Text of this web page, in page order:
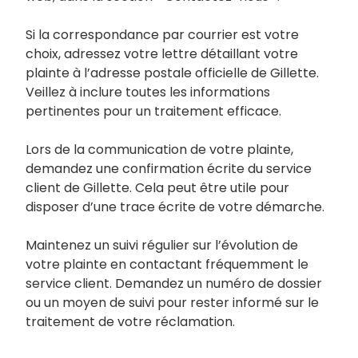
Si la correspondance par courrier est votre
choix, adressez votre lettre détaillant votre
plainte à l’adresse postale officielle de Gillette.
Veillez à inclure toutes les informations
pertinentes pour un traitement efficace.
Lors de la communication de votre plainte,
demandez une confirmation écrite du service
client de Gillette. Cela peut être utile pour
disposer d’une trace écrite de votre démarche.
Maintenez un suivi régulier sur l’évolution de
votre plainte en contactant fréquemment le
service client. Demandez un numéro de dossier
ou un moyen de suivi pour rester informé sur le
traitement de votre réclamation.